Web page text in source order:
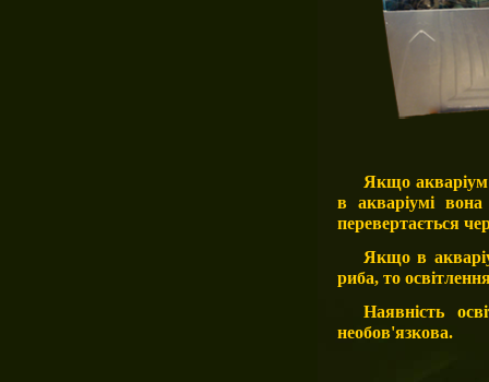
Якщо акваріум
в акваріумі
перевертається
Якщо в
риба, то
Наявність
необов'язкова.